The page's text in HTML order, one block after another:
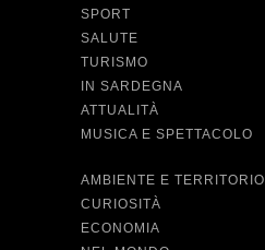
SPORT
SALUTE
TURISMO
IN SARDEGNA
ATTUALITÀ
MUSICA E SPETTACOLO
AMBIENTE E TERRITORIO
CURIOSITÀ
ECONOMIA